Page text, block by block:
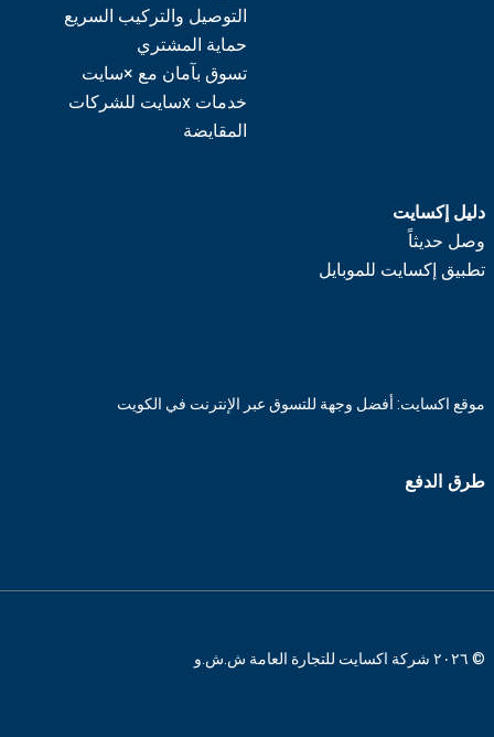
التوصيل والتركيب السريع
حماية المشتري
تسوق بآمان مع ×سايت
خدمات xسايت للشركات
المقايضة
دليل إكسايت
وصل حديثاً
تطبيق إكسايت للموبايل
موقع اكسايت: أفضل وجهة للتسوق عبر الإنترنت في الكويت
طرق الدفع
© ٢٠٢٦ شركة اكسايت للتجارة العامة ش.ش.و